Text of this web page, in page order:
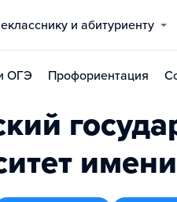
и абитуриенту
ОГЭ Профориентация